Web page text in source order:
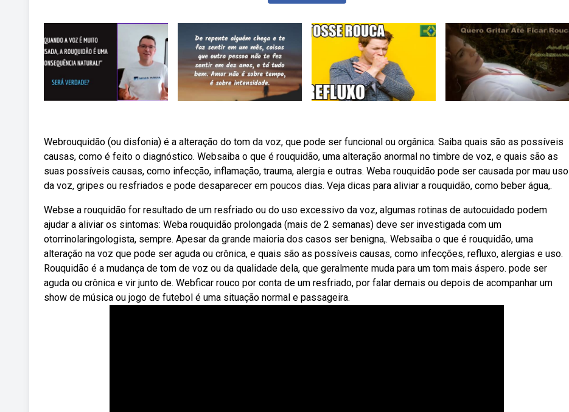
Webrouquidão (ou disfonia) é a alteração do tom da voz, que pode ser funcional ou orgânica. Saiba quais são as possíveis
causas, como é feito o diagnóstico. Websaiba o que é rouquidão, uma alteração anormal no timbre de voz, e quais são as
suas possíveis causas, como infecção, inflamação, trauma, alergia e outras. Weba rouquidão pode ser causada por mau uso
da voz, gripes ou resfriados e pode desaparecer em poucos dias. Veja dicas para aliviar a rouquidão, como beber água,.
Webse a rouquidão for resultado de um resfriado ou do uso excessivo da voz, algumas rotinas de autocuidado podem
ajudar a aliviar os sintomas: Weba rouquidão prolongada (mais de 2 semanas) deve ser investigada com um
otorrinolaringologista, sempre. Apesar da grande maioria dos casos ser benigna,. Websaiba o que é rouquidão, uma
alteração na voz que pode ser aguda ou crônica, e quais são as possíveis causas, como infecções, refluxo, alergias e uso.
Rouquidão é a mudança de tom de voz ou da qualidade dela, que geralmente muda para um tom mais áspero. pode ser
aguda ou crônica e vir junto de. Webficar rouco por conta de um resfriado, por falar demais ou depois de acompanhar um
show de música ou jogo de futebol é uma situação normal e passageira.